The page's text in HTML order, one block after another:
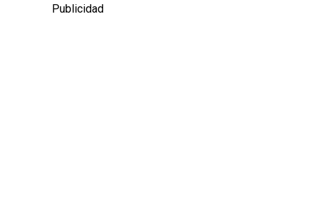
Publicidad